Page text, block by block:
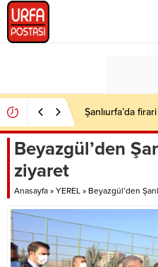
Şanlıurfa’da
Beyazgül’den
ziyaret
Anasayfa » YEREL » Beyazgül’den